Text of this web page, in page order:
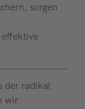
sorgen
der radikal
wir